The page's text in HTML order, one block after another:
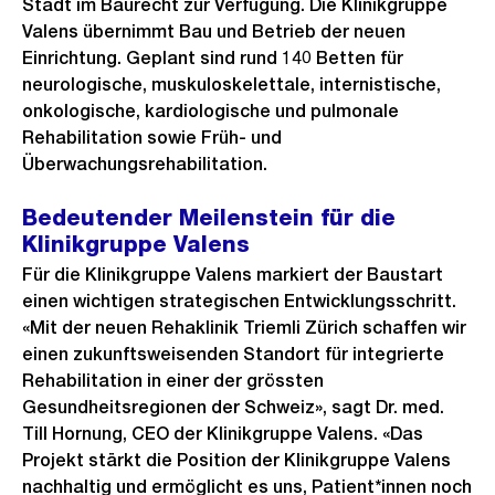
Stadt im Baurecht zur Verfügung. Die Klinikgruppe
Valens übernimmt Bau und Betrieb der neuen
Einrichtung. Geplant sind rund 140 Betten für
neurologische, muskuloskelettale, internistische,
onkologische, kardiologische und pulmonale
Rehabilitation sowie Früh- und
Überwachungsrehabilitation.
Bedeutender Meilenstein für die
Klinikgruppe Valens
Für die Klinikgruppe Valens markiert der Baustart
einen wichtigen strategischen Entwicklungsschritt.
«Mit der neuen Rehaklinik Triemli Zürich schaffen wir
einen zukunftsweisenden Standort für integrierte
Rehabilitation in einer der grössten
Gesundheitsregionen der Schweiz», sagt Dr. med.
Till Hornung, CEO der Klinikgruppe Valens. «Das
Projekt stärkt die Position der Klinikgruppe Valens
nachhaltig und ermöglicht es uns, Patient*innen noch